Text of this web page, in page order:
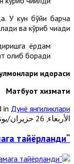
У кун бўйи барча
ва кўриб чиқади.
ёрдам
олиб боради.
идораси
Матбуот хизмати
in Дунё янгиликлари
الأربعاء, 26 حزيران/يونيو 2024 00:00
“Масжидун Набавий” кучли жазирамага тайёрланди